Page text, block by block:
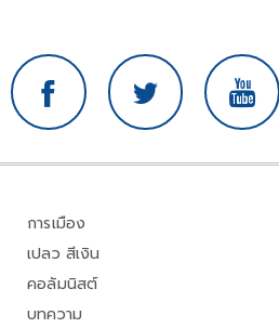
การเมือง
เปลว สีเงิน
คอลัมนิสต์
บทความ